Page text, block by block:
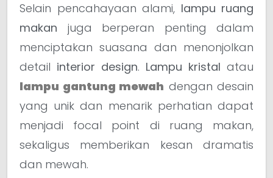
Selain pencahayaan alami, lampu ruang
makan juga berperan penting dalam
menciptakan suasana dan menonjolkan
detail interior design. Lampu kristal atau
lampu gantung mewah dengan desain
yang unik dan menarik perhatian dapat
menjadi focal point di ruang makan,
sekaligus memberikan kesan dramatis
dan mewah.